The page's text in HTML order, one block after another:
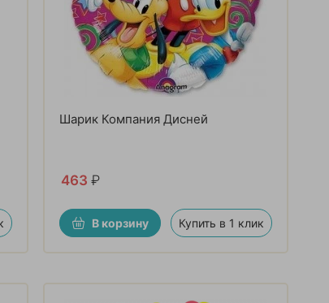
Шарик Компания Дисней
463 ₽
В корзину Купить в 1 клик